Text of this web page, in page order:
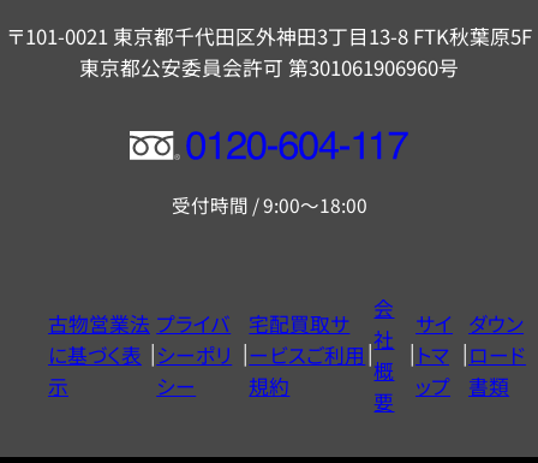
〒101-0021 東京都千代田区外神田3丁目13-8 FTK秋葉原5F
東京都公安委員会許可 第301061906960号
フ
ー
ヤ
ル
0120604117
受付時間 / 9:00～18:00
古物営業法
に基づく表
示
プライバ
シーポリ
シー
宅配買取サ
ービスご利用
規約
会
社
概
要
サイ
トマ
ップ
ダウン
ロード
書類